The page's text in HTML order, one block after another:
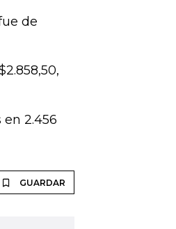
de
2.456
GUARDAR